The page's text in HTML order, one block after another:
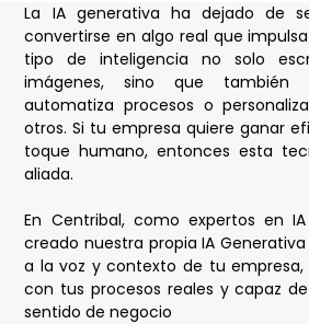
La IA generativa ha dejado de
convertirse en algo real que
tipo de inteligencia no solo
imágenes, sino que también
automatiza procesos o
otros. Si tu empresa quiere ganar
toque humano, entonces esta
aliada.
En Centribal, como expertos en
creado nuestra propia IA
a la voz y contexto de tu empresa,
con tus procesos reales y capaz
sentido de negocio